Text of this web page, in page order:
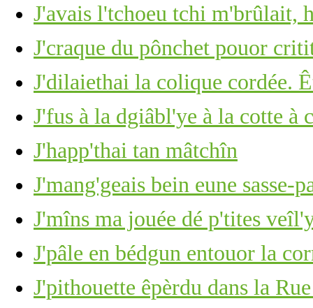
J'avais l'tchoeu tchi m'brûlait,
J'craque du pônchet pouor
J'dilaiethai la colique cordée.
J'fus à la dgiâbl'ye à la cotte à
J'happ'thai tan mâtchîn
J'mang'geais bein eune sasse-
J'mîns ma jouée dé p'tites
J'pâle en bédgun entouor la
J'pithouette êpèrdu dans la